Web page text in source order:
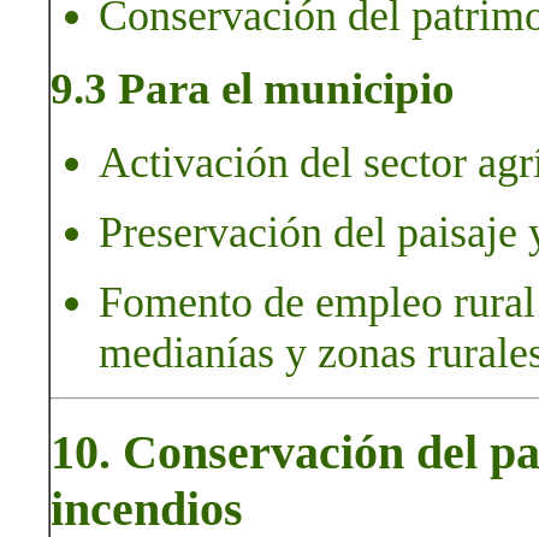
Conservación del
9.3 Para el municipio
Activación del sector
Preservación del
Fomento de empleo
medianías y zonas
10. Conservación del
incendios